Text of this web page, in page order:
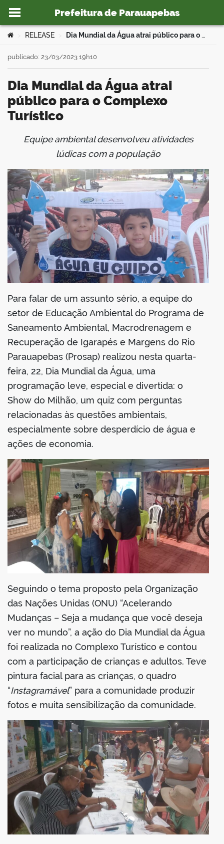
Ir para o conteúdo
Prefeitura de Parauapebas
portal
Você está aqui:
RELEASE Dia Mundial da Água atrai público para o Complexo Turístico
Dia Mundial da Água atrai
público para o Complexo
Turístico
publicado: 23/03/2023 19h10
Equipe ambiental desenvolveu atividades
lúdicas com a população
Para falar de um assunto sério, a equipe do
setor de Educação Ambiental do Programa de
Saneamento Ambiental, Macrodrenagem e
Recuperação de Igarapés e Margens do Rio
Parauapebas (Prosap) realizou nesta quarta-
feira, 22, Dia Mundial da Água, uma
programação leve, especial e divertida: o
Show do Milhão, um quiz com perguntas
relacionadas às questões ambientais,
especialmente sobre desperdício de água e
ações de economia.
Seguindo o tema proposto pela Organização
das Nações Unidas (ONU) “Acelerando
Mudanças – Seja a mudança que você deseja
ver no mundo”, a ação do Dia Mundial da Água
foi realizada no Complexo Turístico e contou
com a participação de crianças e adultos. Teve
pintura facial para as crianças, o quadro
“Instagramável” para a comunidade produzir
fotos e muita sensibilização da comunidade.